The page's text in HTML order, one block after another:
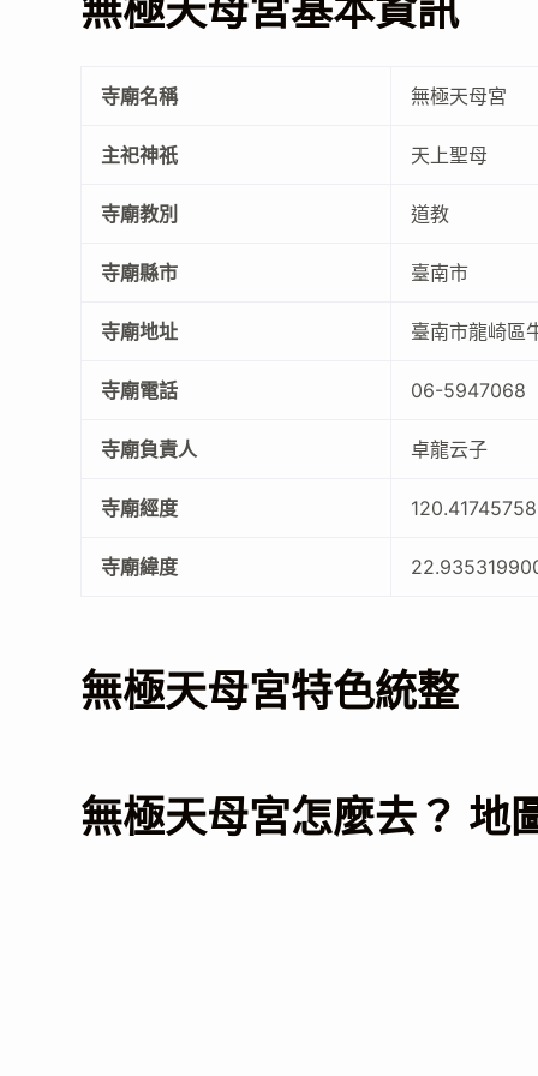
寺廟名稱 無極天母宮
主祀神祇 天上聖母
寺廟教別 道教
寺廟縣市 臺南市
寺廟地址 臺南市龍崎區
寺廟電話 06-5947068
寺廟負責人 卓龍云子
寺廟經度
寺廟緯度
無極天母宮特色統整
無極天母宮怎麼去？ 地